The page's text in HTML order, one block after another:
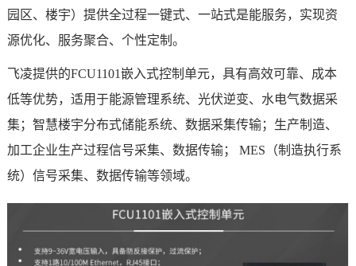
园区、楼宇）提供全过程一键式、一站式是能服务，实现资
源优化、服务聚合、个性定制。
飞凌提供的FCU1101嵌入式控制单元，具有高效可靠、成本
低等优势，适用于能源管理系统、光伏逆变、水电气数据采
集； 智慧楼宇分布式储能系统、数据采集传输；生产制造、
加工企业生产过程信号采集、数据传输； MES（制造执行系
统）信号采集、数据传输等领域。